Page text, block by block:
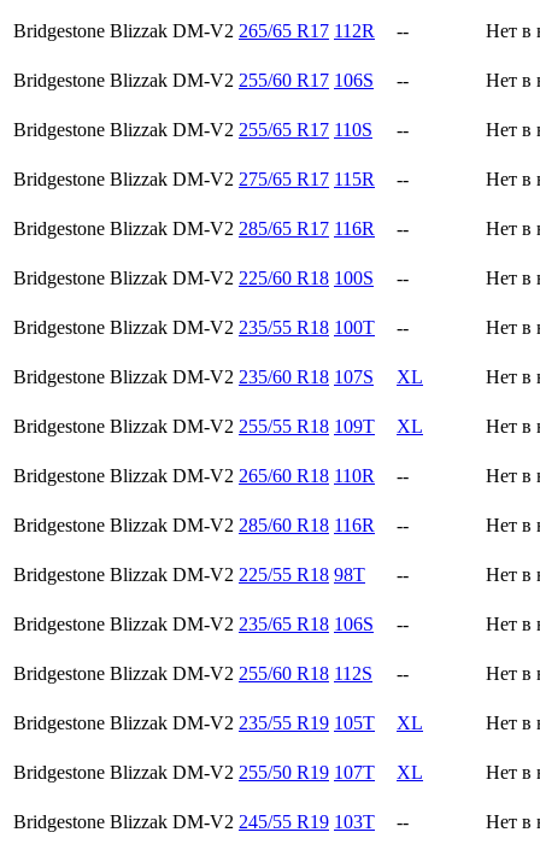
Bridgestone Blizzak DM-V2 265/65 R17 112R -- Нет в
Bridgestone Blizzak DM-V2 255/60 R17 106S -- Нет в
Bridgestone Blizzak DM-V2 255/65 R17 110S -- Нет в
Bridgestone Blizzak DM-V2 275/65 R17 115R -- Нет в
Bridgestone Blizzak DM-V2 285/65 R17 116R -- Нет в
Bridgestone Blizzak DM-V2 225/60 R18 100S -- Нет в
Bridgestone Blizzak DM-V2 235/55 R18 100T -- Нет в
Bridgestone Blizzak DM-V2 235/60 R18 107S XL Нет в
Bridgestone Blizzak DM-V2 255/55 R18 109T XL Нет в
Bridgestone Blizzak DM-V2 265/60 R18 110R -- Нет в
Bridgestone Blizzak DM-V2 285/60 R18 116R -- Нет в
Bridgestone Blizzak DM-V2 225/55 R18 98T -- Нет в
Bridgestone Blizzak DM-V2 235/65 R18 106S -- Нет в
Bridgestone Blizzak DM-V2 255/60 R18 112S -- Нет в
Bridgestone Blizzak DM-V2 235/55 R19 105T XL Нет в
Bridgestone Blizzak DM-V2 255/50 R19 107T XL Нет в
Bridgestone Blizzak DM-V2 245/55 R19 103T -- Нет в